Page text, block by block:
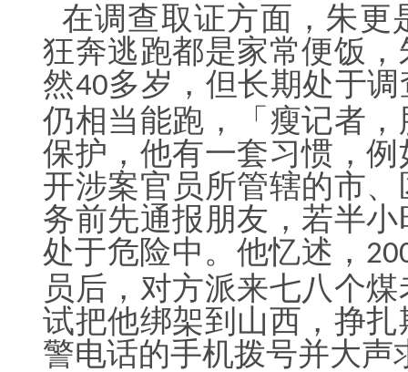
在调查取证方面，朱更
狂奔逃跑都是家常便饭
然40多岁，但长期处于
仍相当能跑，「瘦记者
保护，他有一套习惯，
开涉案官员所管辖的市
务前先通报朋友，若半
处于危险中。他忆述，
员后，对方派来七八个
试把他绑架到山西，挣
警电话的手机拨号并大声